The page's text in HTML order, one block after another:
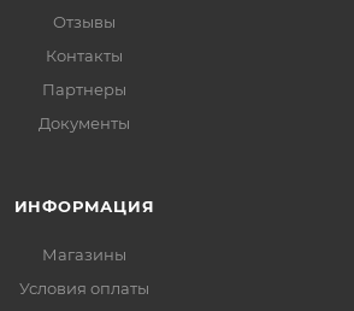
Отзывы
Контакты
Партнеры
Документы
ИНФОРМАЦИЯ
Магазины
Условия оплаты